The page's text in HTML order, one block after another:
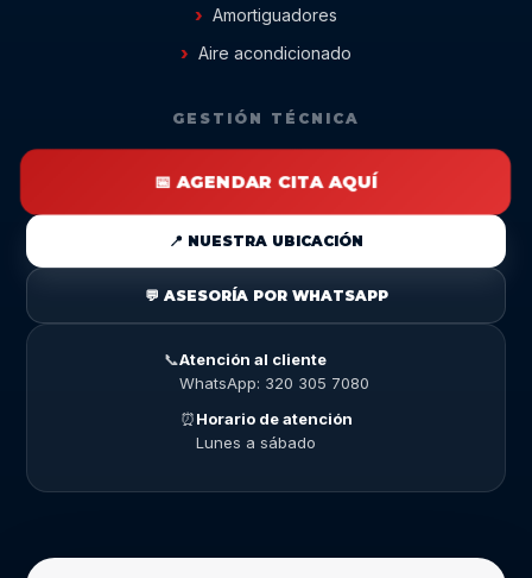
Amortiguadores
Aire acondicionado
GESTIÓN TÉCNICA
📅 AGENDAR CITA AQUÍ
📍 NUESTRA UBICACIÓN
💬 ASESORÍA POR WHATSAPP
📞Atención al cliente
WhatsApp: 320 305 7080
⏰Horario de atención
Lunes a sábado